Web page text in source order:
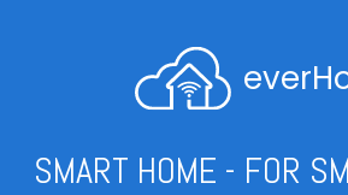
SMART HOME - FOR